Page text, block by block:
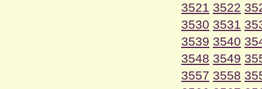
3521 3522
3530 3531
3539 3540
3548 3549
3557 3558